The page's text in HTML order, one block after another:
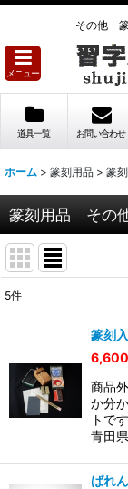
その他 篆
メニュー
道具一覧 お問い合わせ
ホーム > 篆刻用品 > 篆
篆刻用品 その
並び順:
5件
篆刻
6,600
商品
か分
トで
青田
ばれん